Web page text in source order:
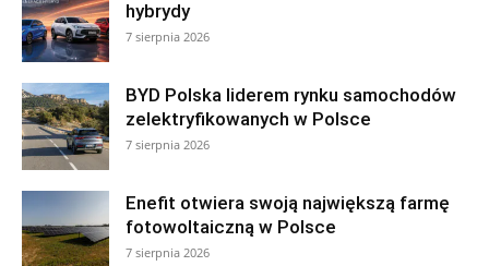
hybrydy
7 sierpnia 2026
BYD Polska liderem rynku samochodów
zelektryfikowanych w Polsce
7 sierpnia 2026
Enefit otwiera swoją największą farmę
fotowoltaiczną w Polsce
7 sierpnia 2026